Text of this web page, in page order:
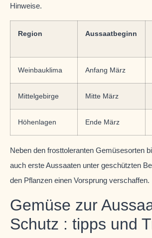
Hinweise.
Region Aussaatbeginn
Weinbauklima Anfang März
Mittelgebirge Mitte März
Höhenlagen Ende März
Neben den frosttoleranten Gemüsesorten
auch erste Aussaaten unter geschützten
den Pflanzen einen Vorsprung verschaffen.
Gemüse zur
Schutz : tipps und